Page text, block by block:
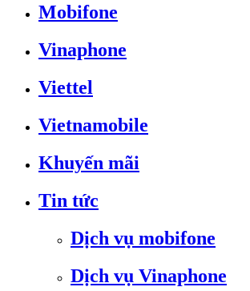
Mobifone
Vinaphone
Viettel
Vietnamobile
Khuyến mãi
Tin tức
Dịch vụ mobifone
Dịch vụ Vinaphone